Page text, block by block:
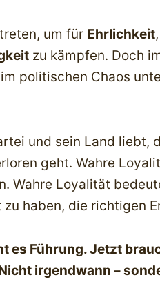
um für Ehrlichkeit
zu kämpfen. Doch
politischen Chaos
und sein Land liebt,
geht. Wahre
Wahre Loyalität
zu haben, die richtigen
es Führung. Jetzt
irgendwann –